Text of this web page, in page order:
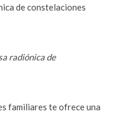
de constelaciones
radiónica de
familiares te ofrece una